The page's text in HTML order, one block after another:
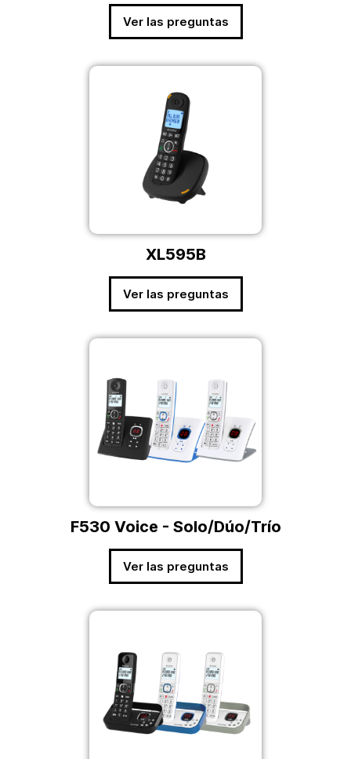
Ver las preguntas
XL595B
Ver las preguntas
F530 Voice - Solo/Dúo/Trío
Ver las preguntas